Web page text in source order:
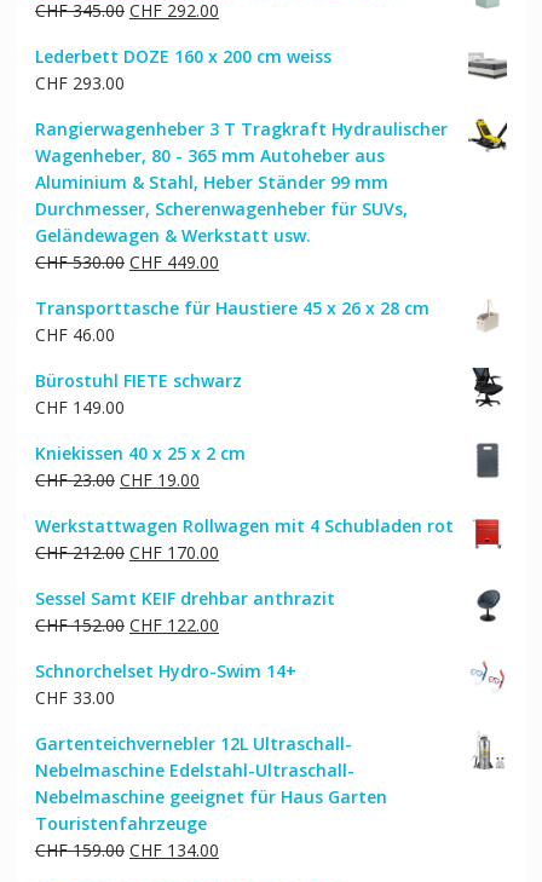
CHF 1,269.00
CHF345.00 Ursprünglicher
war:
CHF292.00Aktueller
ist:
Lederbett DOZE 160 x 200 cm weiss
CHF293.00
Rangierwagenheber 3 T Tragkraft Hydraulischer
Wagenheber, 80 - 365 mm Autoheber aus
Aluminium & Stahl, Heber Ständer 99 mm
Durchmesser, Scherenwagenheber für SUVs,
Geländewagen & Werkstatt usw.
CHF530.00 Ursprünglicher
war:
CHF449.00Aktueller
ist:
Transporttasche für Haustiere 45 x 26 x 28 cm
CHF46.00
Bürostuhl FIETE schwarz
CHF149.00
Kniekissen 40 x 25 x 2 cm
CHF23.00 Ursprünglicher
war:
CHF 23.00
CHF19.00Aktueller
ist:
CHF 19.00.
Werkstattwagen Rollwagen mit 4 Schubladen rot
CHF212.00 Ursprünglicher
war:
CHF 212.00
CHF170.00Aktueller
ist:
CHF 170.00.
Sessel Samt KEIF drehbar anthrazit
CHF152.00 Ursprünglicher
war:
CHF122.00Aktueller
ist:
Schnorchelset Hydro-Swim 14+
CHF33.00
Gartenteichvernebler 12L Ultraschall-
Nebelmaschine Edelstahl-Ultraschall-
Nebelmaschine geeignet für Haus Garten
Touristenfahrzeuge
CHF159.00 Ursprünglicher
CHF134.00Aktueller